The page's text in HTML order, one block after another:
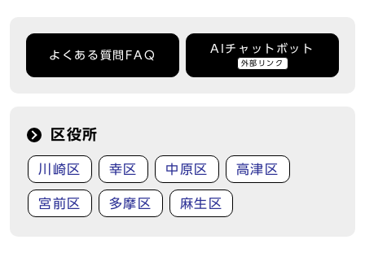
よくある質問FAQ
AIチャットボット
外部リンク
区役所
川崎区 幸区 中原区 高津区
宮前区 多摩区 麻生区